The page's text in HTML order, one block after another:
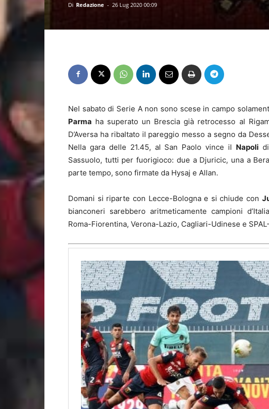
Di Redazione - 26 Lug 2020 00:09
Nel sabato di Serie A non sono scese in campo
Parma ha superato un Brescia già retrocesso al
D’Aversa ha ribaltato il pareggio messo a segno da
Nella gara delle 21.45, al San Paolo vince il Napolidi
Sassuolo, tutti per fuorigioco: due a Djuricic, una a
parte tempo, sono firmate da Hysaj e Allan.
Domani si riparte con Lecce-Bologna e si chiude con
bianconeri sarebbero aritmeticamente campioni
Roma-Fiorentina, Verona-Lazio, Cagliari-Udinese e